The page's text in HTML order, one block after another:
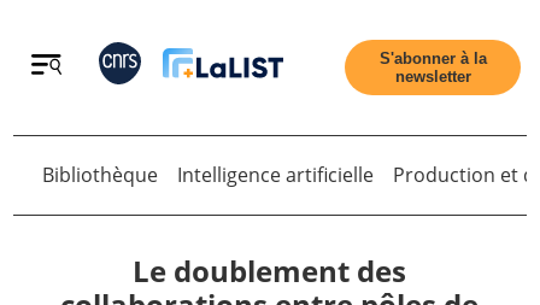
Retour
S'abonner à la
newsletter
Bibliothèque
Intelligence artificielle Production et
Le doublement des